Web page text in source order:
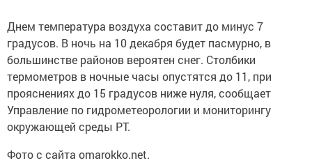
Днем температура воздуха составит до минус 7
градусов. В ночь на 10 декабря будет пасмурно, в
большинстве районов вероятен снег. Столбики
термометров в ночные часы опустятся до 11, при
прояснениях до 15 градусов ниже нуля, сообщает
Управление по гидрометеорологии и мониторингу
окружающей среды РТ.
Фото с сайта omarokko.net.